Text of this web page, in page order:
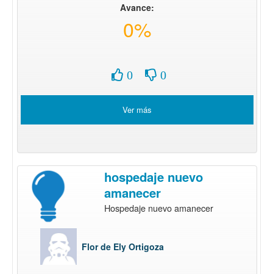
Avance:
0%
0 0
Ver más
hospedaje nuevo
amanecer
Hospedaje nuevo amanecer
Flor de Ely Ortigoza